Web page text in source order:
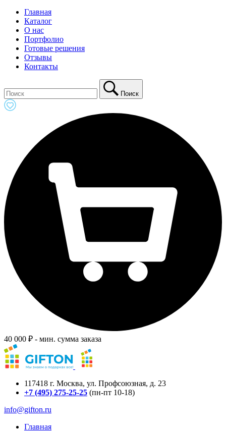
Главная
Каталог
О нас
Портфолио
Готовые решения
Отзывы
Контакты
Поиск
40 000 ₽ - мин. сумма заказа
117418 г. Москва, ул. Профсоюзная, д. 23
+7 (495) 275-25-25 (пн-пт 10-18)
info@gifton.ru
Главная